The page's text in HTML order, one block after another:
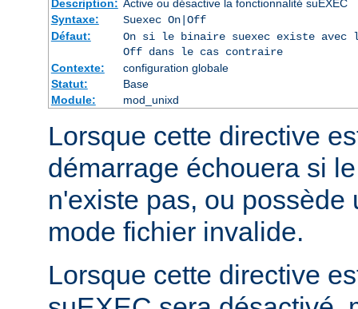
Description: Active ou désactive la fonctionnalité suEXEC
Syntaxe:
Suexec On|Off
Défaut:
On si le binaire suexec existe avec
Off dans le cas contraire
Contexte:
configuration globale
Statut:
Base
Module:
mod_unixd
Lorsque cette directive
démarrage échouera si
n'existe pas, ou possède
mode fichier invalide.
Lorsque cette directive